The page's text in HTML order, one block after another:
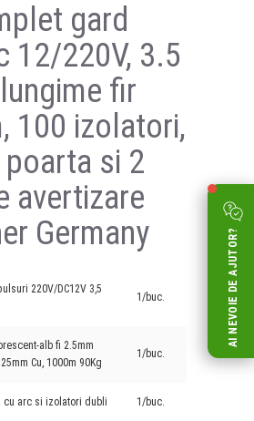
gard
12/220V, 3.5
fir
100 izolatori,
poarta si 2
avertizare
Germany
220V/DC12V 3,5
1/buc.
alb fi 2.5mm
Cu, 1000m 90Kg
1/buc.
cu arc si izolatori dubli 1/buc.
AI NEVOIE DE AJUTOR?